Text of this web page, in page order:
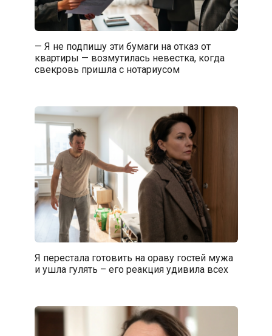
— Я не подпишу эти бумаги на отказ от
квартиры — возмутилась невестка, когда
свекровь пришла с нотариусом
Я перестала готовить на ораву гостей мужа
и ушла гулять – его реакция удивила всех